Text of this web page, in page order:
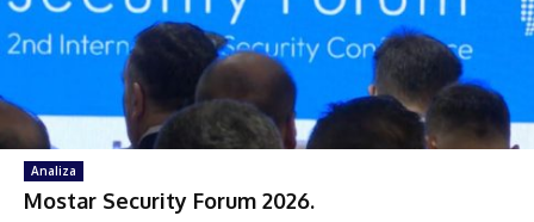
Analiza
Mostar Security Forum 2026.